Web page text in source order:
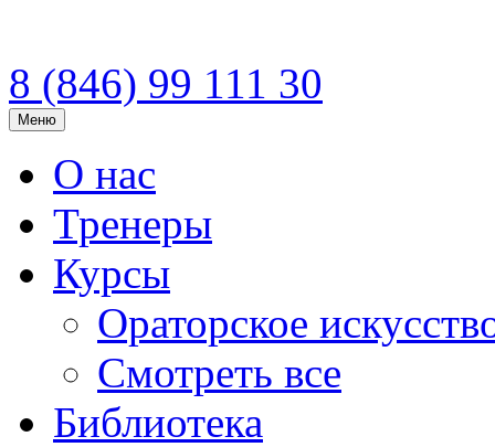
8 (846) 99 111 30
Меню
О нас
Тренеры
Курсы
Ораторское
Смотреть все
Библиотека